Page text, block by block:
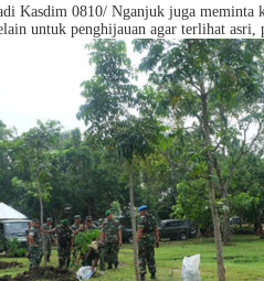
Kasdim 0810/ Nganjuk juga meminta
untuk penghijauan agar terlihat